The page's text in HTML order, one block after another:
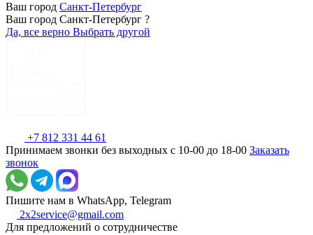
Ваш город Санкт-Петербург
Ваш город Санкт-Петербург ?
Да, все верно Выбрать другой
+7 812 331 44 61
Принимаем звонки без выходных с 10-00 до 18-00 Заказать
звонок
Пишите нам в WhatsApp, Telegram
2x2service@gmail.com
Для предложений о сотрудничестве